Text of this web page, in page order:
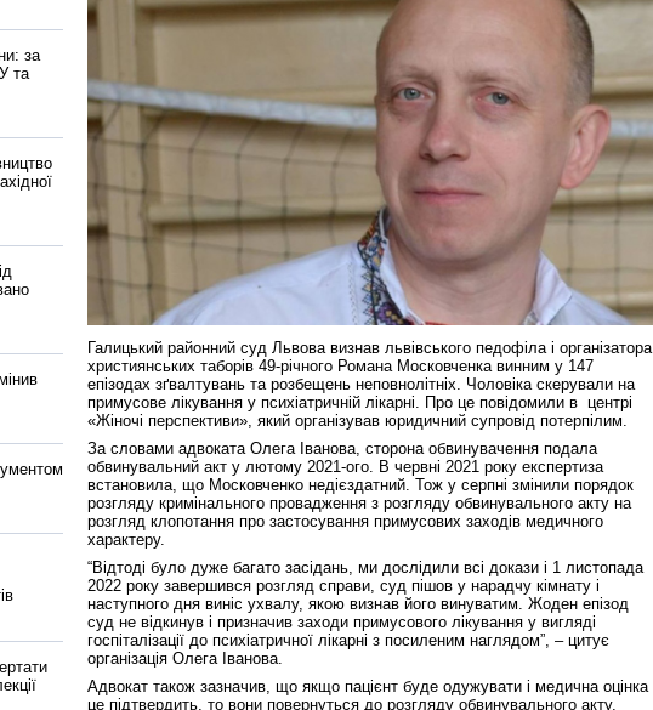
за
та
Галицький районний суд Львова визнав львівського педофіла і організатора
християнських таборів 49-річного Романа Московченка винним у 147
епізодах зґвалтувань та розбещень неповнолітніх. Чоловіка скерували на
примусове лікування у психіатричній лікарні. Про це повідомили в центрі
«Жіночі перспективи», який організував юридичний супровід потерпілим.
За словами адвоката Олега Іванова, сторона обвинувачення подала
обвинувальний акт у лютому 2021-ого. В червні 2021 року експертиза
встановила, що Московченко недієздатний. Тож у серпні змінили порядок
розгляду кримінального провадження з розгляду обвинувального акту на
розгляд клопотання про застосування примусових заходів медичного
характеру.
“Відтоді було дуже багато засідань, ми дослідили всі докази і 1 листопада
2022 року завершився розгляд справи, суд пішов у нарадчу кімнату і
наступного дня виніс ухвалу, якою визнав його винуватим. Жоден епізод
суд не відкинув і призначив заходи примусового лікування у вигляді
госпіталізації до психіатричної лікарні з посиленим наглядом”, – цитує
організація Олега Іванова.
Адвокат також зазначив, що якщо пацієнт буде одужувати і медична оцінка
це підтвердить, то вони повернуться до розгляду обвинувального акту.